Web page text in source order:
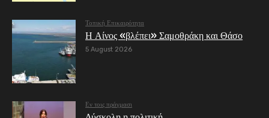
Τοπική Επικαιρότητα
Η Αίνος «βλέπει» Σαμοθράκη και Θάσο
5 August 2026
Εν τοις πράγμασι